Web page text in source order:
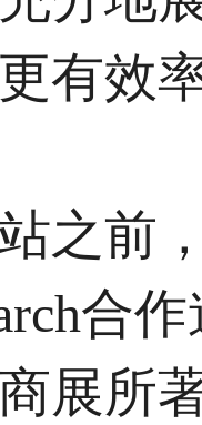
有效
之前
合
展所